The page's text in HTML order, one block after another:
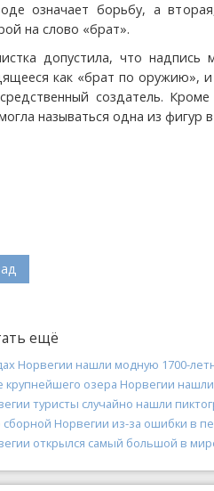
означает борьбу, а
на слово «брат».
допустила, что
как «брат по оружию»,
создатель.
называться одна из фигур в
ещё
Норвегии нашли модную 1700-
крупнейшего озера Норвегии
туристы случайно нашли
Норвегии из-за ошибки в
открылся самый большой в